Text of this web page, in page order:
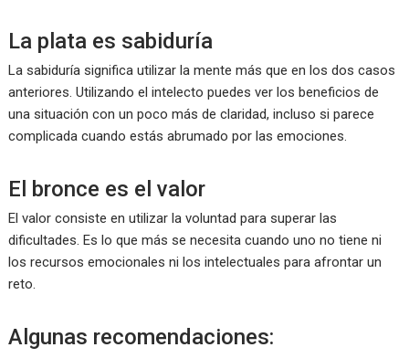
La plata es sabiduría
La sabiduría significa utilizar la mente más que en los dos casos
anteriores. Utilizando el intelecto puedes ver los beneficios de
una situación con un poco más de claridad, incluso si parece
complicada cuando estás abrumado por las emociones.
El bronce es el valor
El valor consiste en utilizar la voluntad para superar las
dificultades. Es lo que más se necesita cuando uno no tiene ni
los recursos emocionales ni los intelectuales para afrontar un
reto.
Algunas recomendaciones: